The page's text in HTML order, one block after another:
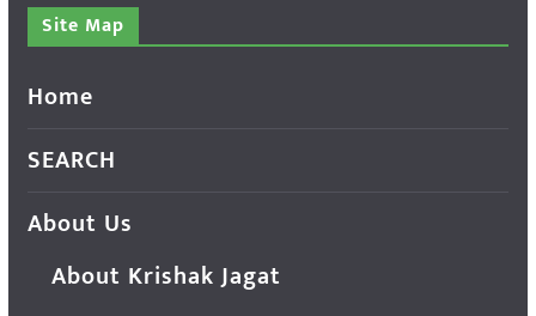
Site Map
Home
SEARCH
About Us
About Krishak Jagat